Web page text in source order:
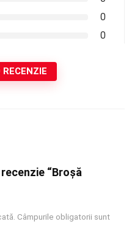
0
0
RECENZIE
“Broșă
Câmpurile obligatorii sunt